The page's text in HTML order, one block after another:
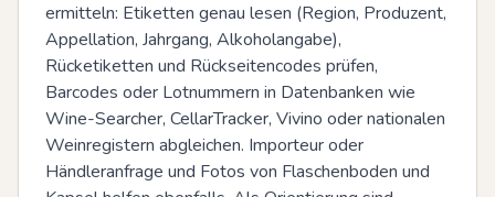
ermitteln: Etiketten genau lesen (Region, Produzent,
Appellation, Jahrgang, Alkoholangabe),
Rücketiketten und Rückseitencodes prüfen,
Barcodes oder Lotnummern in Datenbanken wie
Wine-Searcher, CellarTracker, Vivino oder nationalen
Weinregistern abgleichen. Importeur oder
Händleranfrage und Fotos von Flaschenboden und